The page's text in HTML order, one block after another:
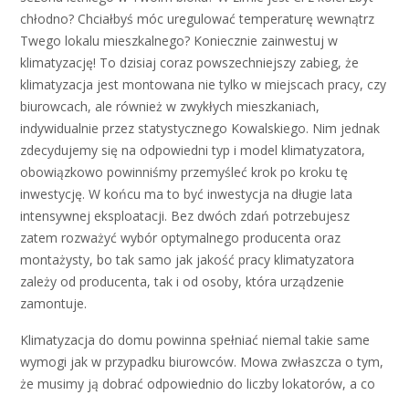
chłodno? Chciałbyś móc uregulować temperaturę wewnątrz
Twego lokalu mieszkalnego? Koniecznie zainwestuj w
klimatyzację! To dzisiaj coraz powszechniejszy zabieg, że
klimatyzacja jest montowana nie tylko w miejscach pracy, czy
biurowcach, ale również w zwykłych mieszkaniach,
indywidualnie przez statystycznego Kowalskiego. Nim jednak
zdecydujemy się na odpowiedni typ i model klimatyzatora,
obowiązkowo powinniśmy przemyśleć krok po kroku tę
inwestycję. W końcu ma to być inwestycja na długie lata
intensywnej eksploatacji. Bez dwóch zdań potrzebujesz
zatem rozważyć wybór optymalnego producenta oraz
montażysty, bo tak samo jak jakość pracy klimatyzatora
zależy od producenta, tak i od osoby, która urządzenie
zamontuje.
Klimatyzacja do domu powinna spełniać niemal takie same
wymogi jak w przypadku biurowców. Mowa zwłaszcza o tym,
że musimy ją dobrać odpowiednio do liczby lokatorów, a co